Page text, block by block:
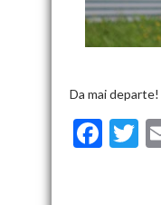
Da mai departe!
F
T